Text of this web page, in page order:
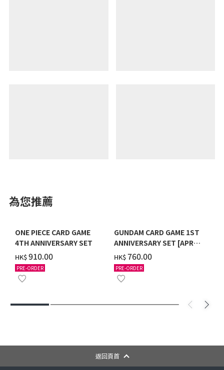
為您推薦
ONE PIECE CARD GAME
4TH ANNIVERSARY SET
HK$‌910.00
PRE-ORDER
GUNDAM CARD GAME 1ST
ANNIVERSARY SET [APR
2027 DELIVERY]
HK$‌760.00
PRE-ORDER
返回頁首